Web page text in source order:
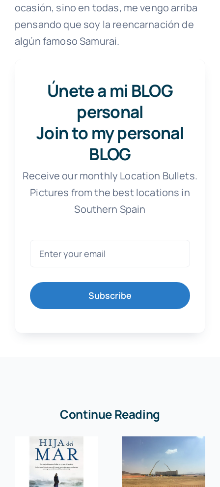
ocasión, sino en todas, me vengo arriba
pensando que soy la reencarnación de
algún famoso Samurai.
Únete a mi BLOG
personal
Join to my personal
BLOG
Receive our monthly Location Bullets.
Pictures from the best locations in
Southern Spain
Subscribe
Continue Reading